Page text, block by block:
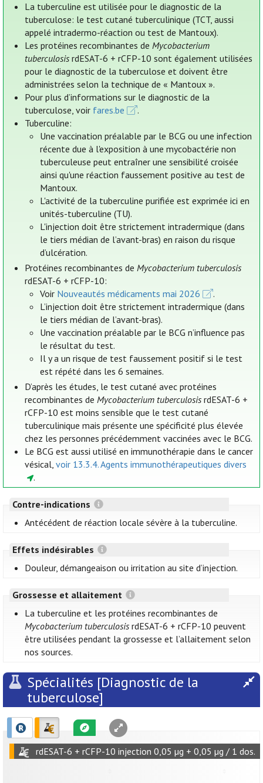
La tuberculine est utilisée pour le diagnostic de la
tuberculose: le test cutané tuberculinique (TCT, aussi
appelé intradermo-réaction ou test de Mantoux).
Les protéines recombinantes deMycobacterium
tuberculosis rdESAT-6 + rCFP-10 sont également utilisées
pour le diagnostic de la tuberculose et doivent être
administrées selon la technique de « Mantoux ».
Pour plus d’informations sur le diagnostic de la
tuberculose, voir fares.be
.
Tuberculine:
Une vaccination préalable par le BCG ou une infection
récente due à l'exposition à une mycobactérie non
tuberculeuse peut entraîner une sensibilité croisée
ainsi qu'une réaction faussement positive au test de
Mantoux.
L'activité de la tuberculine purifiée est exprimée ici en
unités-tuberculine (TU).
L'injection doit être strictement intradermique (dans
le tiers médian de l’avant-bras) en raison du risque
d’ulcération.
Protéines recombinantes deMycobacterium tuberculosis
rdESAT-6 + rCFP-10:
Voir Nouveautés médicaments mai 2026
.
L’injection doit être strictement intradermique (dans
le tiers médian de l’avant-bras).
Une vaccination préalable par le BCG n’influence pas
le résultat du test.
Il y a un risque de test faussement positif si le test
est répété dans les 6 semaines.
D’après les études, le test cutané avec protéines
recombinantes deMycobacterium tuberculosis rdESAT-6 +
rCFP-10 est moins sensible que le test cutané
tuberculinique mais présente une spécificité plus élevée
chez les personnes précédemment vaccinées avec le BCG.
Le BCG est aussi utilisé en immunothérapie dans le cancer
vésical,voir 13.3.4. Agents immunothérapeutiques divers
.
Contre-indications
Antécédent de réaction locale sévère à la tuberculine.
Effets indésirables
Douleur, démangeaison ou irritation au site d’injection.
Grossesse et allaitement
La tuberculine et les protéines recombinantes de
Mycobacterium tuberculosis rdESAT-6 + rCFP-10 peuvent
être utilisées pendant la grossesse et l’allaitement selon
nos sources.
Spécialités [Diagnostic de la
tuberculose]
rdESAT-6 + rCFP-10 injection 0,05 µg + 0,05 µg / 1 dos.